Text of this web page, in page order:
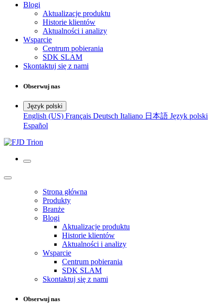
Blogi
Aktualizacje produktu
Historie klientów
Aktualności i analizy
Wsparcie
Centrum pobierania
SDK SLAM
Skontaktuj się z nami
Obserwuj nas
Język polski
English (US) Français Deutsch Italiano 日本語 Język polski
Español
Strona główna
Produkty
Branże
Blogi
Aktualizacje produktu
Historie klientów
Aktualności i analizy
Wsparcie
Centrum pobierania
SDK SLAM
Skontaktuj się z nami
Obserwuj nas